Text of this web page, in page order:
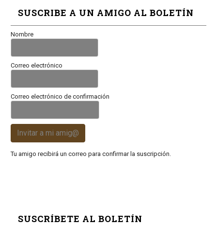
SUSCRIBE A UN AMIGO AL BOLETÍN
Nombre
Correo electrónico
Correo electrónico de confirmación
Invitar a mi amig@
Tu amigo recibirá un correo para confirmar la suscripción.
SUSCRÍBETE AL BOLETÍN